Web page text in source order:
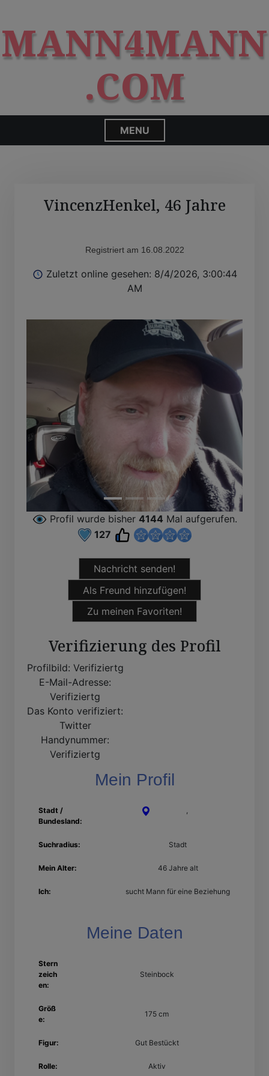
i
p
o
c
n
t
MANN4MANN
.COM
MENU
VincenzHenkel, 46 Jahre
Registriert am 16.08.2022
Zuletzt online gesehen: 8/4/2026, 3:00:44
AM
Profil wurde bisher 4144 Mal aufgerufen.
127
Nachricht senden!
Als Freund hinzufügen!
Zu meinen Favoriten!
Verifizierung des Profil
Profilbild: Verifiziertg
E-Mail-Adresse:
Verifiziertg
Das Konto verifiziert:
Twitter
Handynummer:
Verifiziertg
Mein Profil
Stadt /
Bundesland:
,
Suchradius: Stadt
Mein Alter: 46 Jahre alt
Ich: sucht Mann für eine Beziehung
Meine Daten
Stern
zeich
en:
Steinbock
Größ
e:
175 cm
Figur: Gut Bestückt
Rolle: Aktiv